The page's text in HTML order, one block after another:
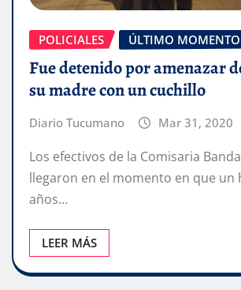
POLICIALES ÚLTIMO MOMENTO
Fue detenido por amenazar
su madre con un cuchillo
Diario Tucumano Mar 31, 2020
Los efectivos de la Comisaria
llegaron en el momento en que un
años…
LEER MÁS